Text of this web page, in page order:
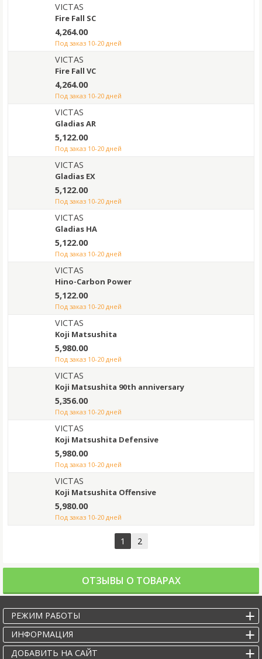
VICTAS
Fire Fall SC
4,264.00
под заказ 10-20 дней
VICTAS
Fire Fall VC
4,264.00
под заказ 10-20 дней
VICTAS
Gladias AR
5,122.00
под заказ 10-20 дней
VICTAS
Gladias EX
5,122.00
под заказ 10-20 дней
VICTAS
Gladias HA
5,122.00
под заказ 10-20 дней
VICTAS
Hino-Carbon Power
5,122.00
под заказ 10-20 дней
VICTAS
Koji Matsushita
5,980.00
под заказ 10-20 дней
VICTAS
Koji Matsushita 90th anniversary
5,356.00
под заказ 10-20 дней
VICTAS
Koji Matsushita Defensive
5,980.00
под заказ 10-20 дней
VICTAS
Koji Matsushita Offensive
5,980.00
под заказ 10-20 дней
1 2
ОТЗЫВЫ О ТОВАРАХ
РЕЖИМ РАБОТЫ
ИНФОРМАЦИЯ
ДОБАВИТЬ НА САЙТ